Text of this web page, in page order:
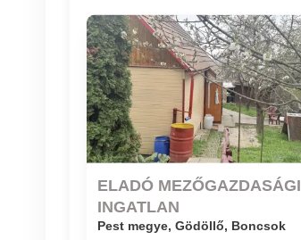
ELADÓ MEZŐGAZDASÁGI
INGATLAN
Pest megye, Gödöllő, Boncsok